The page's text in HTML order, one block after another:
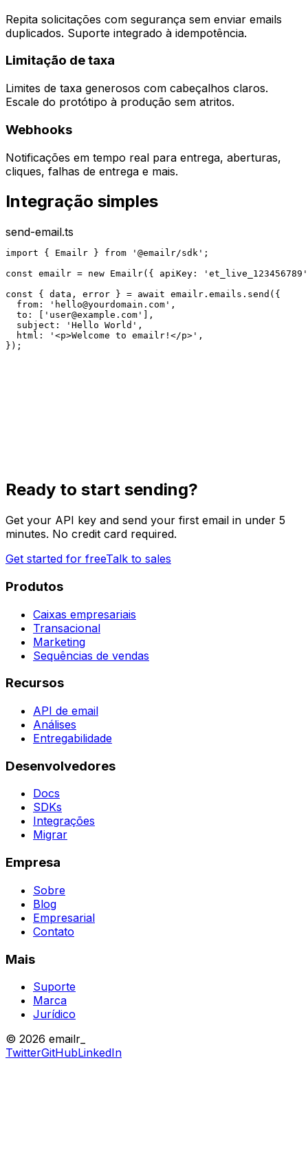
Repita solicitações com segurança sem enviar emails
duplicados. Suporte integrado à idempotência.
Limitação de taxa
Limites de taxa generosos com cabeçalhos claros.
Escale do protótipo à produção sem atritos.
Webhooks
Notificações em tempo real para entrega, aberturas,
cliques, falhas de entrega e mais.
Integração simples
send-email.ts
import { Emailr } from '@emailr/sdk';
const emailr = new Emailr({ apiKey:
const { data, error } = await emailr.emails.send({
  from: '
hello@yourdomain.com ',
  to: ['
user@example.com '],
  subject: 'Hello World',
  html: '<p>Welcome to emailr!</p>',
});
Ready to start sending?
Get your API key and send your first email in under 5
minutes. No credit card required.
Get started for freeTalk to sales
Produtos
Caixas empresariais
Transacional
Marketing
Sequências de vendas
Recursos
API de email
Análises
Entregabilidade
Desenvolvedores
Docs
SDKs
Integrações
Migrar
Empresa
Sobre
Blog
Empresarial
Contato
Mais
Suporte
Marca
Jurídico
© 2026 emailr_
TwitterGitHubLinkedIn